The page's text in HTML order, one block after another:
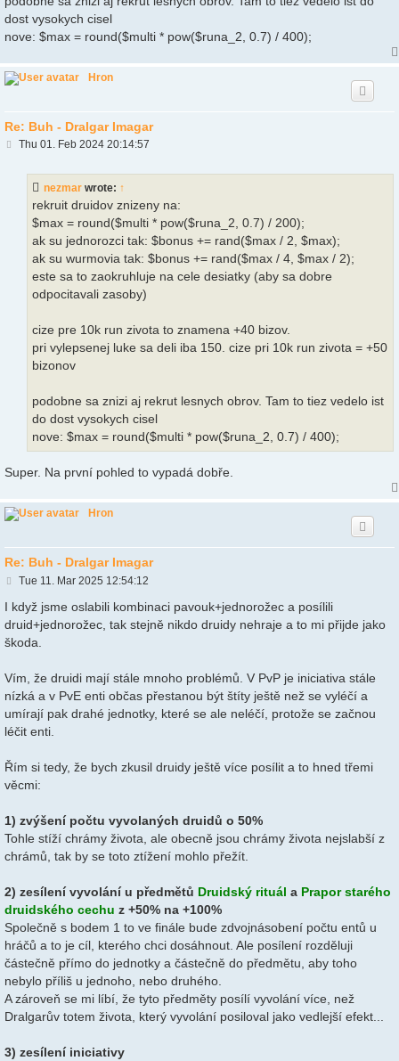
dost vysokych cisel
nove: $max = round($multi * pow($runa_2, 0.7) / 400);
Hron
Re: Buh - Dralgar Imagar
PThu 01. Feb 2024 20:14:57
nezmar wrote: ↑
rekruit druidov znizeny na:
$max = round($multi * pow($runa_2, 0.7) / 200);
ak su jednorozci tak: $bonus += rand($max / 2, $max);
ak su wurmovia tak: $bonus += rand($max / 4, $max / 2);
este sa to zaokruhluje na cele desiatky (aby sa dobre
odpocitavali zasoby)
cize pre 10k run zivota to znamena +40 bizov.
pri vylepsenej luke sa deli iba 150. cize pri 10k run zivota = +50
bizonov
podobne sa znizi aj rekrut lesnych obrov. Tam to tiez vedelo ist
do dost vysokych cisel
nove: $max = round($multi * pow($runa_2, 0.7) / 400);
Super. Na první pohled to vypadá dobře.
Hron
Re: Buh - Dralgar Imagar
P
s
Tue 11. Mar 2025 12:54:12
I když jsme oslabili kombinaci pavouk+jednorožec a posílili
druid+jednorožec, tak stejně nikdo druidy nehraje a to mi přijde jako
škoda.
Vím, že druidi mají stále mnoho problémů. V PvP je iniciativa stále
nízká a v PvE enti občas přestanou být štíty ještě než se vyléčí a
umírají pak drahé jednotky, které se ale neléčí, protože se začnou
léčit enti.
Řím si tedy, že bych zkusil druidy ještě více posílit a to hned třemi
věcmi:
1) zvýšení počtu vyvolaných druidů o 50%
Tohle stíží chrámy života, ale obecně jsou chrámy života nejslabší z
chrámů, tak by se toto ztížení mohlo přežít.
2) zesílení vyvolání u předmětů Druidský rituál a Prapor starého
druidského cechu z +50% na +100%
Společně s bodem 1 to ve finále bude zdvojnásobení počtu entů u
hráčů a to je cíl, kterého chci dosáhnout. Ale posílení rozděluji
částečně přímo do jednotky a částečně do předmětu, aby toho
nebylo příliš u jednoho, nebo druhého.
A zároveň se mi líbí, že tyto předměty posílí vyvolání více, než
Dralgarův totem života, který vyvolání posiloval jako vedlejší efekt...
3) zesílení iniciativy